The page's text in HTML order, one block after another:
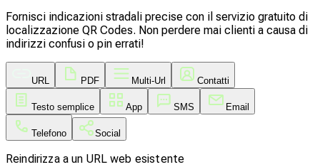
Fornisci indicazioni stradali precise con il servizio gratuito di
localizzazione QR Codes. Non perdere mai clienti a causa di
indirizzi confusi o pin errati!
URL PDF Multi-Url Contatti
Testo semplice App SMS Email
Telefono Social
Reindirizza a un URL web esistente